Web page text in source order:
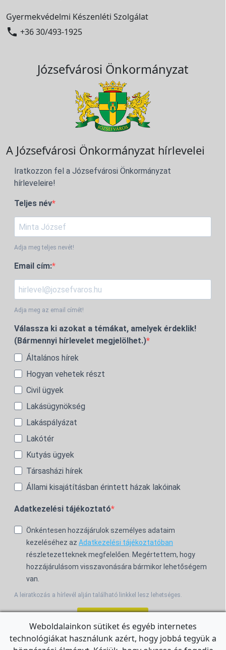
Gyermekvédelmi Készenléti Szolgálat
 +36 30/493-1925
Józsefvárosi Önkormányzat
A Józsefvárosi Önkormányzat hírlevelei
Iratkozzon fel a Józsefvárosi Önkormányzat
hírleveleire!
Teljes név
Adja meg teljes nevét!
Email cím:
Adja meg az email címét!
Válassza ki azokat a témákat, amelyek érdeklik!
(Bármennyi hírlevelet megjelölhet.)
Általános hírek
Hogyan vehetek részt
Civil ügyek
Lakásügynökség
Lakáspályázat
Lakótér
Kutyás ügyek
Társasházi hírek
Állami kisajátításban érintett házak lakóinak
Adatkezelési tájékoztató
Önkéntesen hozzájárulok személyes adataim
kezeléséhez az Adatkezelési tájékoztatóban
részletezetteknek megfelelően. Megértettem, hogy
hozzájárulásom visszavonására bármikor lehetőségem
van.
A leiratkozás a hírlevél alján található linkkel lesz lehetséges.
For the English Newsletter, clickHERE.
Weboldalainkon sütiket és egyéb internetes
technológiákat használunk azért, hogy jobbá tegyük a